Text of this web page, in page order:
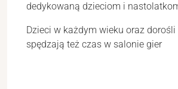
dedykowaną dzieciom i
Dzieci w każdym wieku oraz dorośli
spędzają też czas w salonie gier